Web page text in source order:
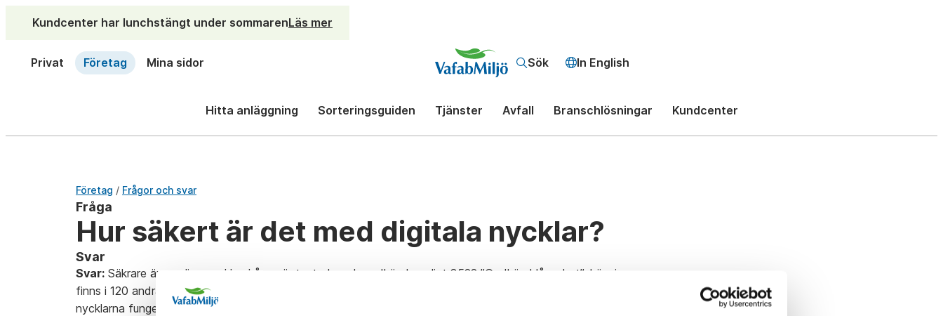
Kundcenter har lunchstängt under sommarenLäs mer
Privat Företag Mina sidor Sök In English
Hitta anläggning Sorteringsguiden Tjänster Avfall Branschlösningar Kundcenter
Företag / Frågor och svar
Fråga
Hur säkert är det med digitala nycklar?
Svar
Svar: Säkrare än vanliga nycklar Låsen är testade och godkända enligt 3522 ”Godkänd låsenhet”. Lösningen
finns i 120 andra kommuner och används bland annat av SOS Alarm och Räddningstjänsten.
nycklarna fungerar bara under den begränsade tiden av ett arbetspass och är obrukbara under övrig tid.